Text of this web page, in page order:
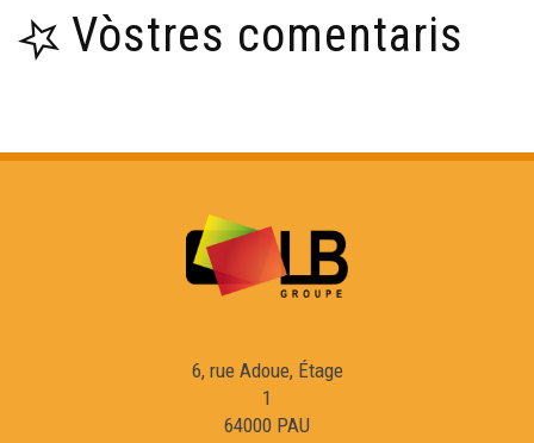
Los Secrets de Fred - Lo Far de Tol Senta Crotz
The Artist - Los secrets de Fred
Lo Martèth - Los Secrets de Fred
Vòstres comentaris
6, rue Adoue, Étage
1
64000 PAU